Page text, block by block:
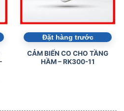
Đặt hàng trước
CẢM BIẾN CO CHO TẦNG
HẦM – RK300-11